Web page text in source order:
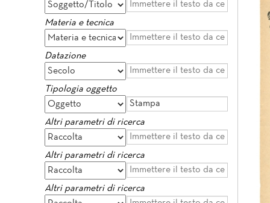
Materia e tecnica
Datazione
Tipologia oggetto
Altri parametri di ricerca
Altri parametri di ricerca
Altri parametri di ricerca